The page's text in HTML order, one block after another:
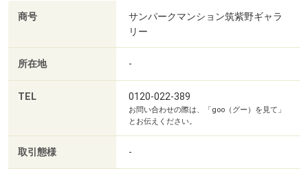
商号
サンパークマンション筑紫野ギャラ
リー
所在地 -
TEL 0120-022-389
お問い合わせの際は、「goo（グー）を見て」
とお伝えください。
取引態様 -